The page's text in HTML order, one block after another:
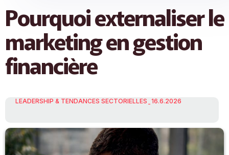
Pourquoi externaliser le
marketing en gestion
financière
LEADERSHIP & TENDANCES SECTORIELLES -16.6.2026